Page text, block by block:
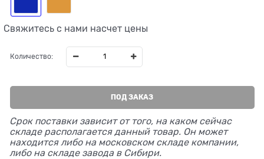
Свяжитесь с нами насчет цены
Количество:
ПОД ЗАКАЗ
Срок поставки зависит от того, на каком сейчас
складе располагается данный товар. Он может
находится либо на московском складе компании,
либо на складе завода в Сибири.